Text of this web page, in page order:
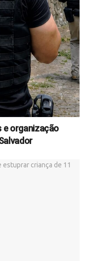
e organização